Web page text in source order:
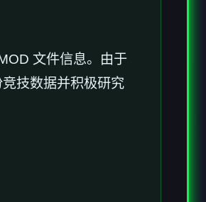
文件信息。由于
技数据并积极研究